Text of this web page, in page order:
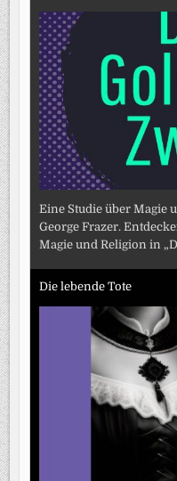
Eine Studie über Magie
George Frazer.
Magie und Religion in
Die lebende Tote